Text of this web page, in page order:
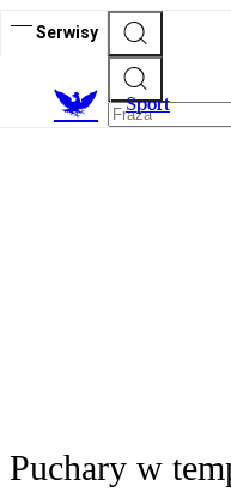
Serwisy
Sport
Puchary w